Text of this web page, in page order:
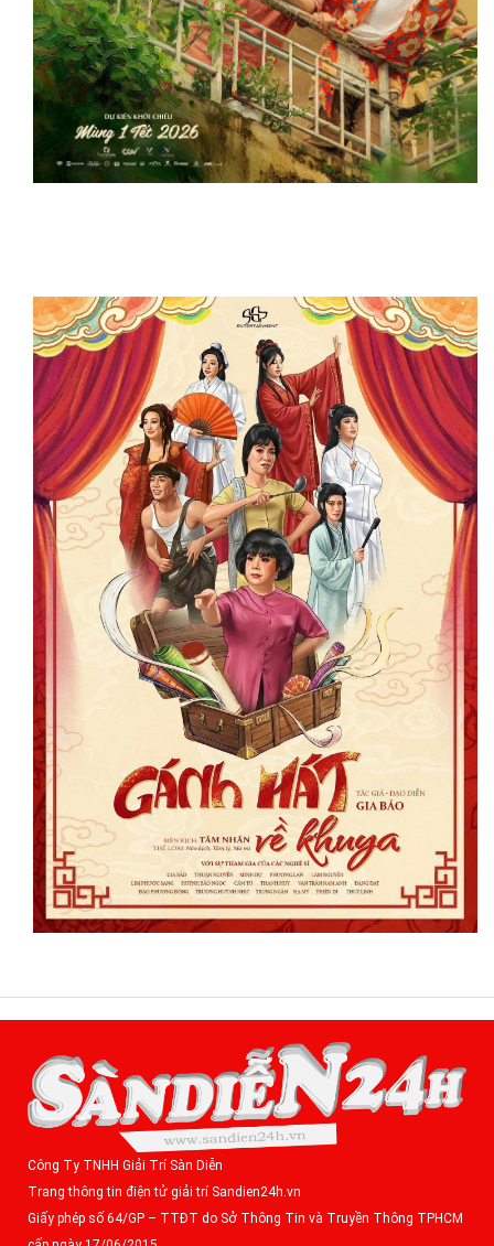
Công Ty TNHH Giải Trí Sàn Diễn
Trang thông tin điện tử giải trí Sandien24h.vn
Giấy phép số 64/GP – TTĐT do Sở Thông Tin và Truyền Thông TPHCM